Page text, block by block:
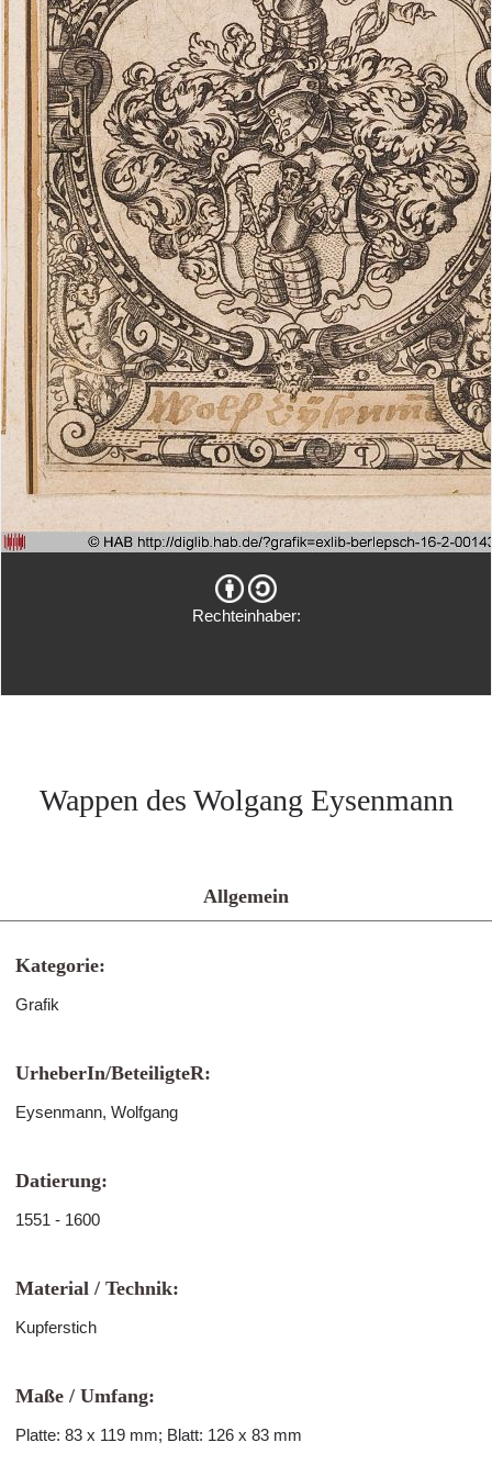
Rechteinhaber:
Wappen des Wolgang Eysenmann
Allgemein
Kategorie:
Grafik
UrheberIn/BeteiligteR:
Eysenmann, Wolfgang
Datierung:
1551 - 1600
Material / Technik:
Kupferstich
Maße / Umfang:
Platte: 83 x 119 mm; Blatt: 126 x 83 mm